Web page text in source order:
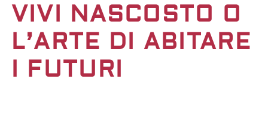
VIVI NASCOSTO O
L’ARTE DI ABITARE
I FUTURI